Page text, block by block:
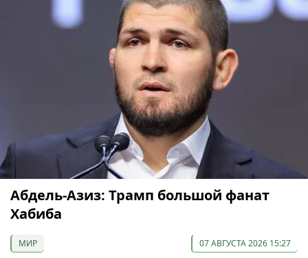
Абдель-Азиз: Трамп большой фанат
Хабиба
МИР 07 АВГУСТА 2026 15:27